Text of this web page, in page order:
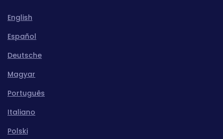
English
Español
Deutsche
Magyar
Português
Italiano
Polski